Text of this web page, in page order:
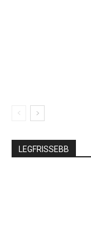
LEGFRISSEBB